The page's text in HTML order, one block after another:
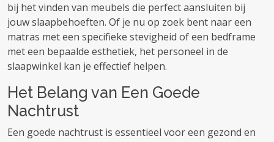
bij het vinden van meubels die perfect aansluiten bij
jouw slaapbehoeften. Of je nu op zoek bent naar een
matras met een specifieke stevigheid of een bedframe
met een bepaalde esthetiek, het personeel in de
slaapwinkel kan je effectief helpen.
Het Belang van Een Goede
Nachtrust
Een goede nachtrust is essentieel voor een gezond en